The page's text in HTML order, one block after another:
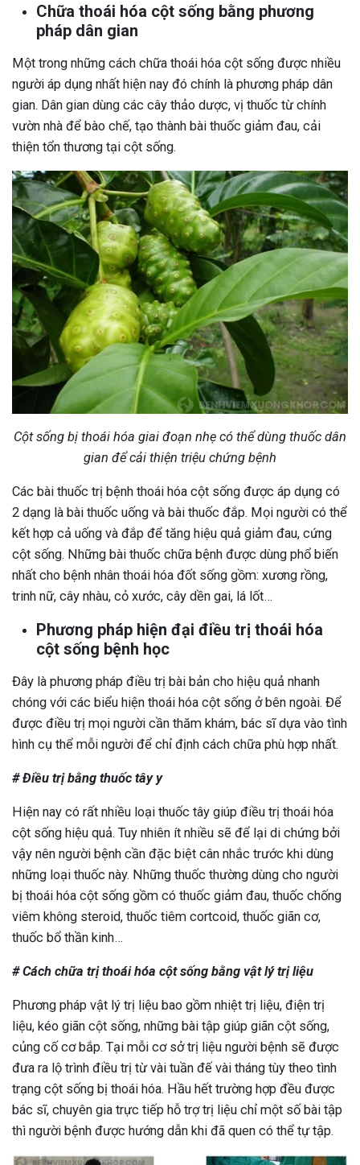
Chữa thoái hóa cột sống bằng phương
pháp dân gian
Một trong những cách chữa thoái hóa cột sống được nhiều
người áp dụng nhất hiện nay đó chính là phương pháp dân
gian. Dân gian dùng các cây thảo dược, vị thuốc từ chính
vườn nhà để bào chế, tạo thành bài thuốc giảm đau, cải
thiện tổn thương tại cột sống.
Cột sống bị thoái hóa giai đoạn nhẹ có thể dùng thuốc dân
gian để cải thiện triệu chứng bệnh
Các bài thuốc trị bệnh thoái hóa cột sống được áp dụng có
2 dạng là bài thuốc uống và bài thuốc đắp. Mọi người có thể
kết hợp cả uống và đắp để tăng hiệu quả giảm đau, cứng
cột sống. Những bài thuốc chữa bệnh được dùng phổ biến
nhất cho bệnh nhân thoái hóa đốt sống gồm: xương rồng,
trinh nữ, cây nhàu, cỏ xước, cây dền gai, lá lốt…
Phương pháp hiện đại điều trị thoái hóa
cột sống bệnh học
Đây là phương pháp điều trị bài bản cho hiệu quả nhanh
chóng với các biểu hiện thoái hóa cột sống ở bên ngoài. Để
được điều trị mọi người cần thăm khám, bác sĩ dựa vào tình
hình cụ thể mỗi người để chỉ định cách chữa phù hợp nhất.
# Điều trị bằng thuốc tây y
Hiện nay có rất nhiều loại thuốc tây giúp điều trị thoái hóa
cột sống hiệu quả. Tuy nhiên ít nhiều sẽ để lại di chứng bởi
vậy nên người bệnh cần đặc biệt cân nhắc trước khi dùng
những loại thuốc này. Những thuốc thường dùng cho người
bị thoái hóa cột sống gồm có thuốc giảm đau, thuốc chống
viêm không steroid, thuốc tiêm cortcoid, thuốc giãn cơ,
thuốc bổ thần kinh…
# Cách chữa trị thoái hóa cột sống bằng vật lý trị liệu
Phương pháp vật lý trị liệu bao gồm nhiệt trị liệu, điện trị
liệu, kéo giãn cột sống, những bài tập giúp giãn cột sống,
củng cố cơ bắp. Tại mỗi cơ sở trị liệu người bệnh sẽ được
đưa ra lộ trình điều trị từ vài tuần đế vài tháng tùy theo tình
trạng cột sống bị thoái hóa. Hầu hết trường hợp đều được
bác sĩ, chuyên gia trực tiếp hỗ trợ trị liệu chỉ một số bài tập
thì người bệnh được hướng dẫn khi đã quen có thể tự tập.